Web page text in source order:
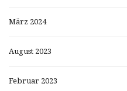
März 2024
August 2023
Februar 2023